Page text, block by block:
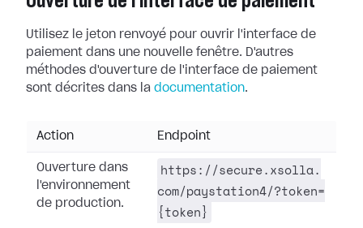
Utilisez le jeton renvoyé pour ouvrir l'interface de
paiement dans une nouvelle fenêtre. D'autres
méthodes d'ouverture de l'interface de paiement
sont décrites dans la documentation.
Action Endpoint
Ouverture dans
l'environnement
de production.
https://secure.xsolla.
com/paystation4/?token=
{token}